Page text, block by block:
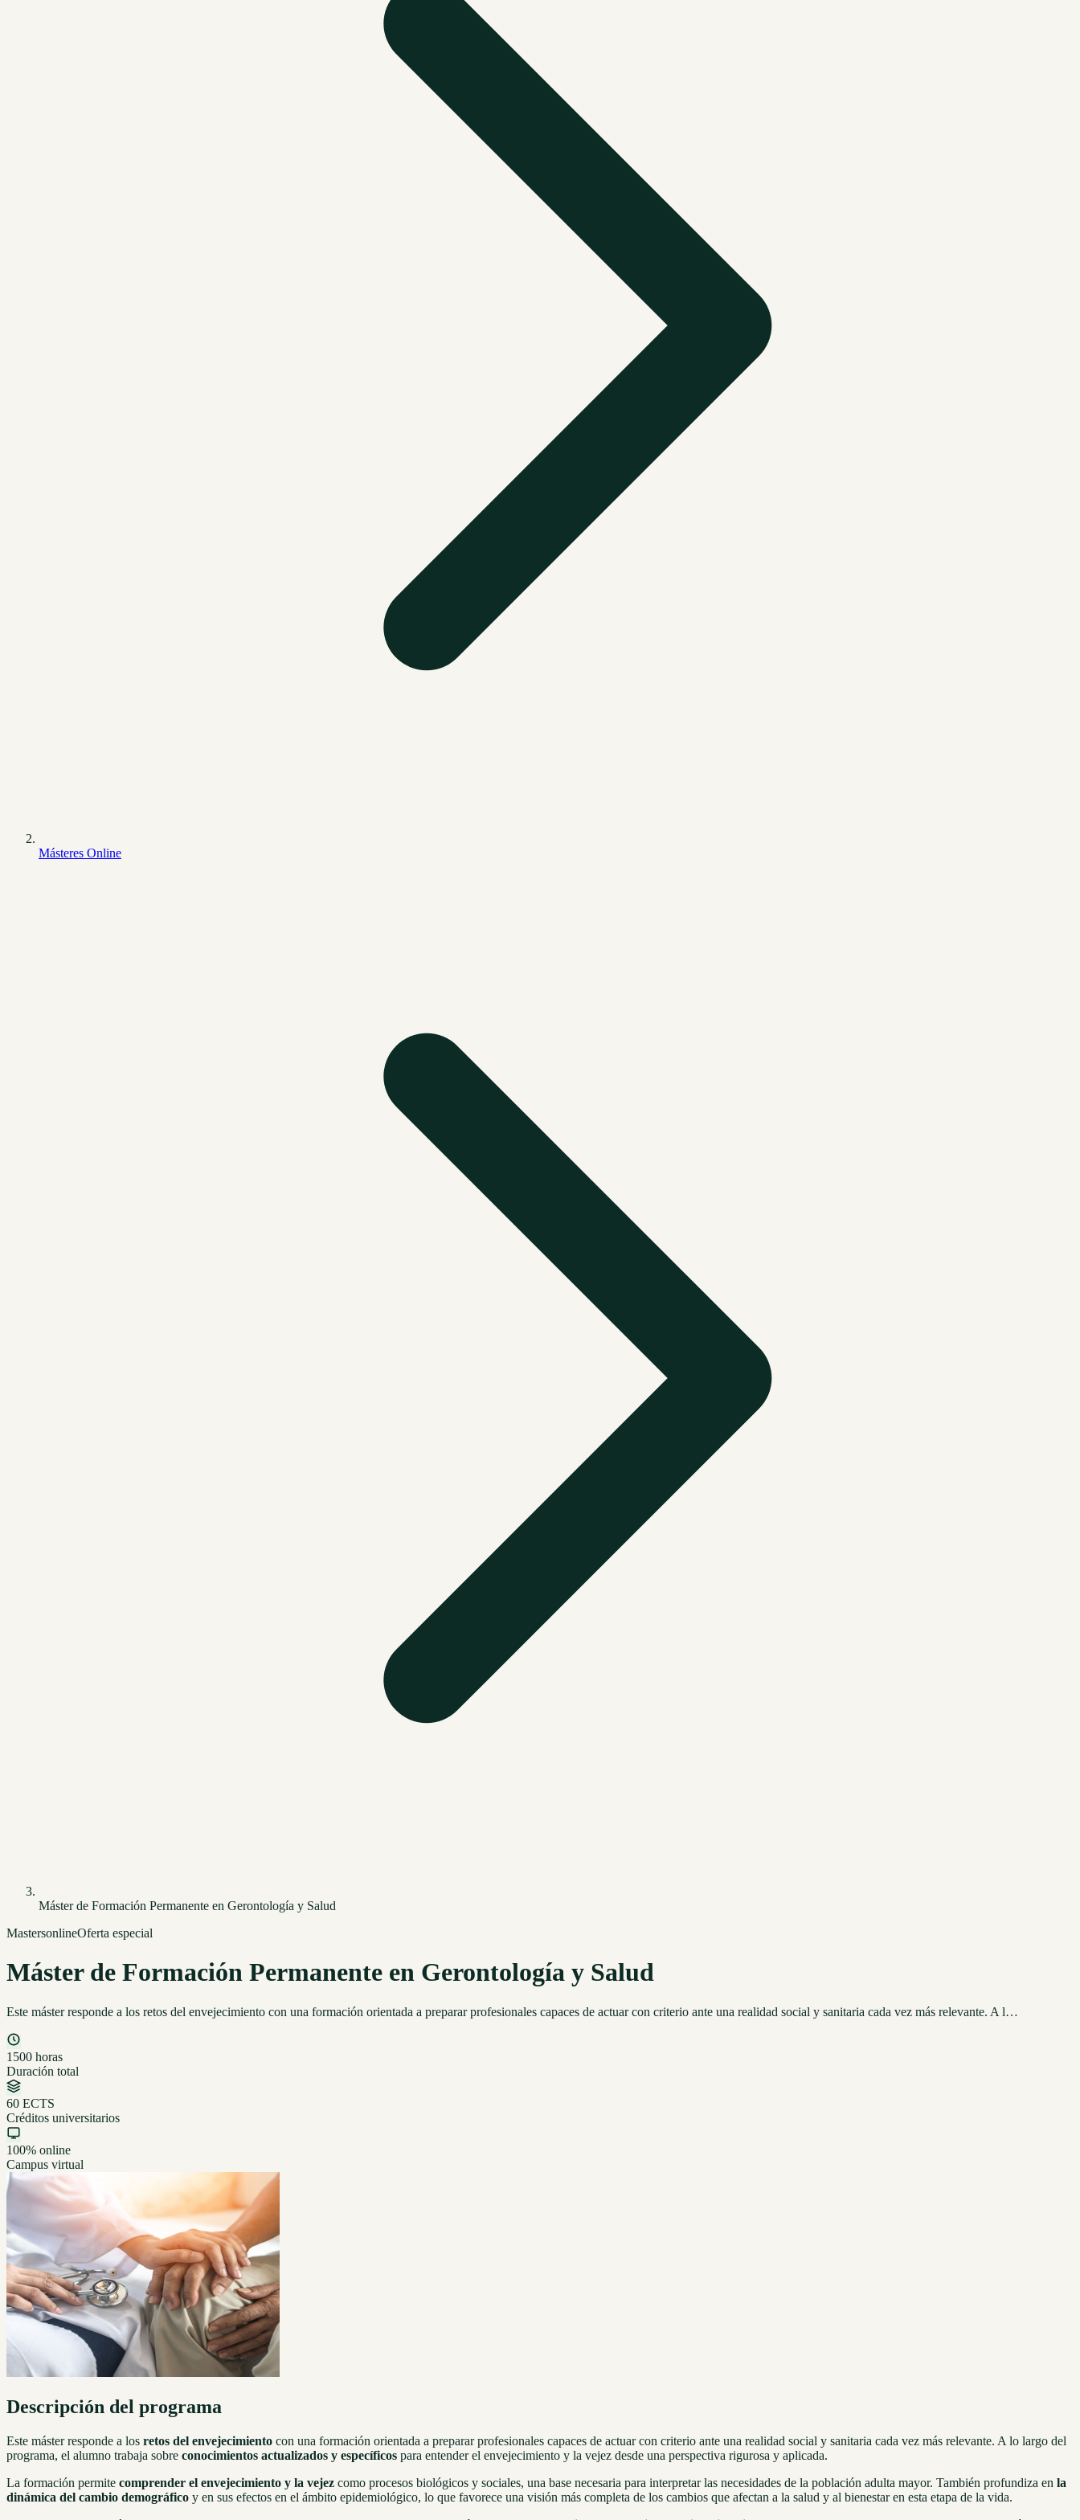
Másteres Online
Máster de Formación Permanente en Gerontología y Salud
MastersonlineOferta especial
Máster de Formación Permanente en Gerontología y Salud
Este máster responde a los retos del envejecimiento con una formación orientada a preparar profesionales capaces de actuar con criterio ante una realidad social y sanitaria cada vez más relevante. A l…
1500 horas
Duración total
60 ECTS
Créditos universitarios
100% online
Campus virtual
Descripción del programa
Este máster responde a los retos del envejecimiento con una formación orientada a preparar profesionales capaces de actuar con criterio ante una realidad social y sanitaria cada vez más relevante. A lo largo del
programa, el alumno trabaja sobre conocimientos actualizados y específicos para entender el envejecimiento y la vejez desde una perspectiva rigurosa y aplicada.
La formación permite comprender el envejecimiento y la vejez como procesos biológicos y sociales, una base necesaria para interpretar las necesidades de la población adulta mayor. También profundiza en la
dinámica del cambio demográfico y en sus efectos en el ámbito epidemiológico, lo que favorece una visión más completa de los cambios que afectan a la salud y al bienestar en esta etapa de la vida.